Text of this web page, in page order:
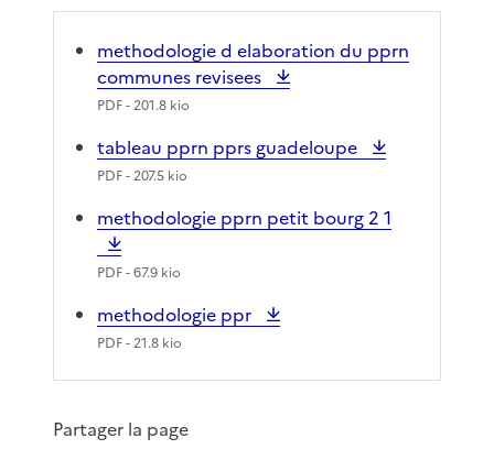
methodologie d elaboration du pprn
communes revisees
PDF- 201.8 kio
tableau pprn pprs guadeloupe
PDF- 207.5 kio
methodologie pprn petit bourg 2 1
PDF- 67.9 kio
methodologie ppr
PDF- 21.8 kio
Partager la page